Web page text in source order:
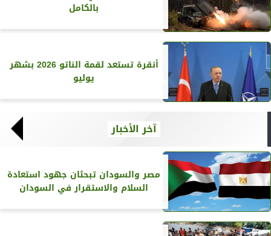
بالكامل
أنقرة تستعد لقمة الناتو 2026 بشهر
يوليو
آخر الأخبار
مصر والسودان تبحثان جهود استعادة
السلام والاستقرار في السودان